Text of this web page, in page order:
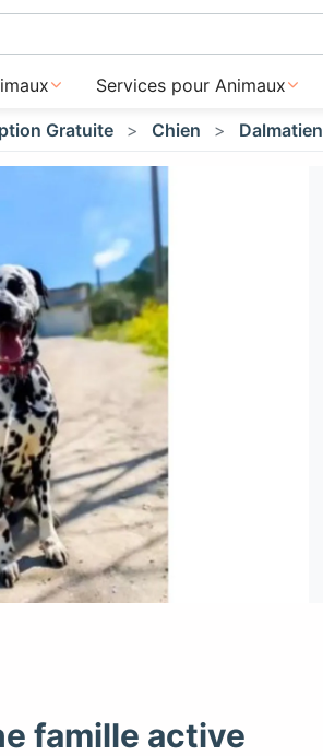
Services pour Animaux
Gratuite Chien Dalmatien
famille active